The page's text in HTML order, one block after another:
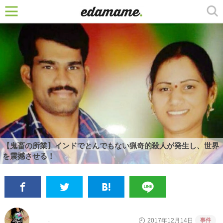
【鬼畜の所業】インドでとんでもない猟奇的殺人が発生し、世界
を震撼させる！
2017年12月14日 事件